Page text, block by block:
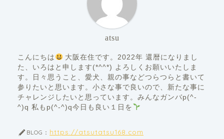
atsu
こんにちは
大阪在住です。2022年 還暦になりまし
た、いろはと申します(*^^*) よろしくお願いいたしま
す。日々思うこと、愛犬、親の事などつらつらと書いて
参りたいと思います。小さな事で良いので、新たな事に
チャレンジしたいと思っています。みんなガンバp(^-
^)q 私もp(^-^)q今日も良い１日を
BLOG： https://atsutatsu168.com